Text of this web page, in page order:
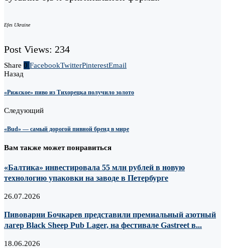
Efes Ukraine
Post Views: 234
Share 0 FacebookTwitterPinterestEmail
Назад
«Рижское» пиво из Тихорецка получило золото
Следующий
«Bud» — самый дорогой пивной бренд в мире
Вам также может понравиться
«Балтика» инвестировала 55 млн рублей в новую
технологию упаковки на заводе в Петербурге
26.07.2026
Пивоварни Бочкарев представили премиальный азотный
лагер Black Sheep Pub Lager, на фестивале Gastreet в...
18.06.2026